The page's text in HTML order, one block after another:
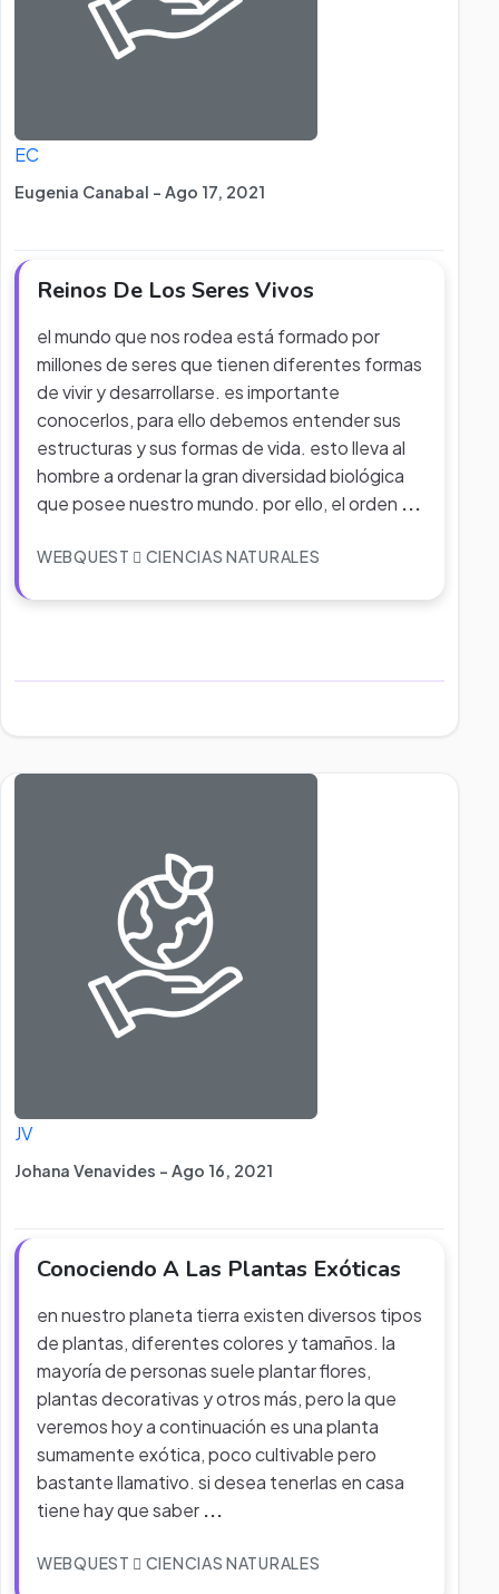
EC
Eugenia Canabal - Ago 17, 2021
Reinos De Los Seres Vivos
el mundo que nos rodea está formado por
millones de seres que tienen diferentes formas
de vivir y desarrollarse. es importante
conocerlos, para ello debemos entender sus
estructuras y sus formas de vida. esto lleva al
hombre a ordenar la gran diversidad biológica
que posee nuestro mundo. por ello, el orden ...
WEBQUEST CIENCIAS NATURALES
JV
Johana Venavides - Ago 16, 2021
Conociendo A Las Plantas Exóticas
en nuestro planeta tierra existen diversos tipos
de plantas, diferentes colores y tamaños. la
mayoría de personas suele plantar flores,
plantas decorativas y otros más, pero la que
veremos hoy a continuación es una planta
sumamente exótica, poco cultivable pero
bastante llamativo. si desea tenerlas en casa
tiene hay que saber ...
WEBQUEST CIENCIAS NATURALES